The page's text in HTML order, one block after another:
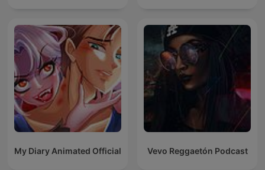
My Diary Animated Official Vevo Reggaetón Podcast